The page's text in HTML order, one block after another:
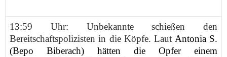
13:59 Uhr: Unbekannte schießen den
Bereitschaftspolizisten in die Köpfe. Laut Antonia S.
(Bepo Biberach) hätten
die Opfer einem